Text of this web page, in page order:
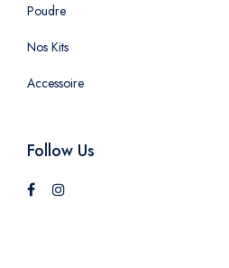
Poudre
Nos Kits
Accessoire
Follow Us